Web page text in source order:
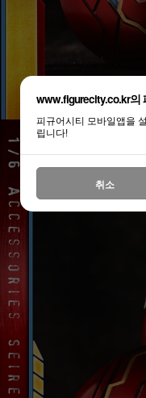
www.figurecity.co.kr의
피규어시티 모바일앱을
립니다!
취소